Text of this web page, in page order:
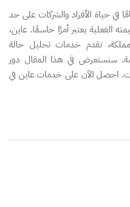
في حياة الأفراد والشركات على حد
الفعلية يعتبر أمرًا حاسمًا. عاين،
تقدم خدمات تحليل حالة
سنستعرض في هذا المقال دور
احصل الآن على خدمات عاين في